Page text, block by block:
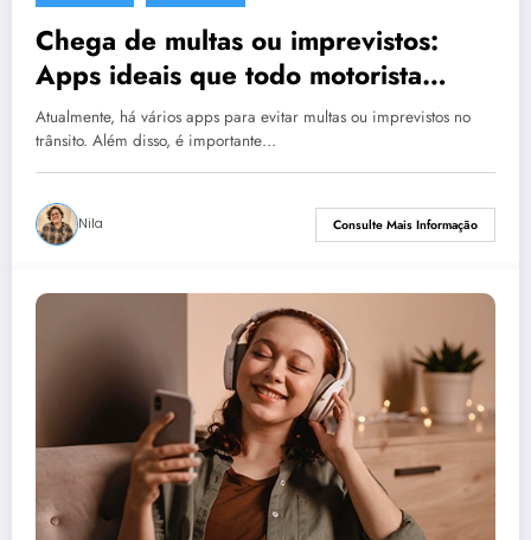
Chega de multas ou imprevistos:
Apps ideais que todo motorista
deveria ter
Atualmente, há vários apps para evitar multas ou imprevistos no
trânsito. Além disso, é importante…
Nila Consulte Mais Informação